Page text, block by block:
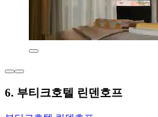
6. 부티크호텔 린덴호프